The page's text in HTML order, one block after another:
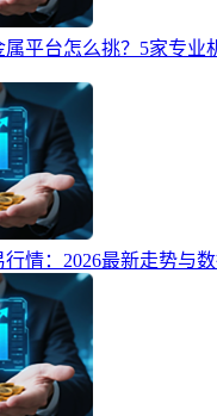
属平台怎么挑？5家专业
情：2026最新走势与